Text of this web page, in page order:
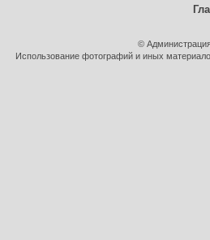
©
Использование фотографий и иных